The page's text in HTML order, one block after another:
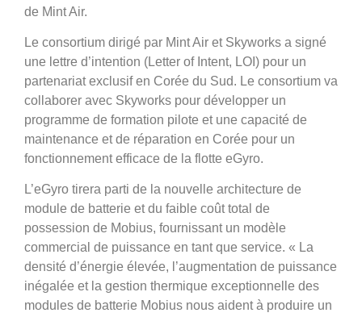
de Mint Air.
Le consortium dirigé par Mint Air et Skyworks a signé
une lettre d’intention (Letter of Intent, LOI) pour un
partenariat exclusif en Corée du Sud. Le consortium va
collaborer avec Skyworks pour développer un
programme de formation pilote et une capacité de
maintenance et de réparation en Corée pour un
fonctionnement efficace de la flotte eGyro.
L’eGyro tirera parti de la nouvelle architecture de
module de batterie et du faible coût total de
possession de Mobius, fournissant un modèle
commercial de puissance en tant que service. « La
densité d’énergie élevée, l’augmentation de puissance
inégalée et la gestion thermique exceptionnelle des
modules de batterie Mobius nous aident à produire un